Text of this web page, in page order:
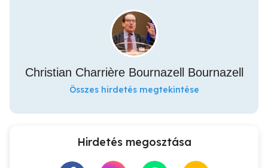
Christian Charrière Bournazell Bournazell
Összes hirdetés megtekintése
Hirdetés megosztása